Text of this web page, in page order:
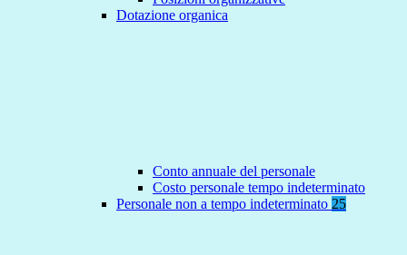
Dotazione organica
Conto annuale del personale
Costo personale tempo indeterminato
Personale non a tempo indeterminato 25